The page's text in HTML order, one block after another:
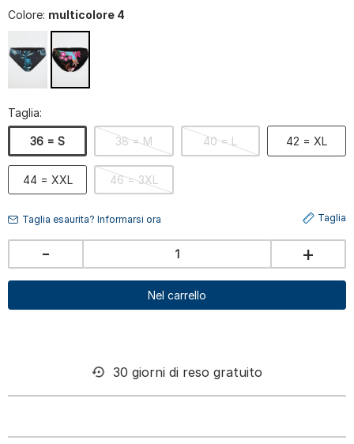
Colore: multicolore 4
Taglia:
36 = S 38 = M 40 = L 42 = XL
44 = XXL 46 = 3XL
Taglia esaurita? Informarsi ora Taglia
- +
Nel carrello
30 giorni di reso gratuito